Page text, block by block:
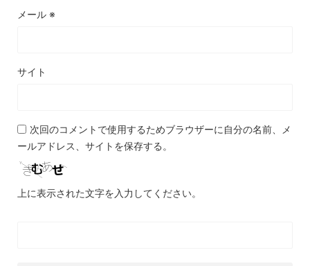
メール ※
サイト
次回のコメントで使用するためブラウザーに自分の名前、メ
ールアドレス、サイトを保存する。
上に表示された文字を入力してください。